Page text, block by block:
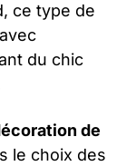
ce type de
du chic
de
le choix des